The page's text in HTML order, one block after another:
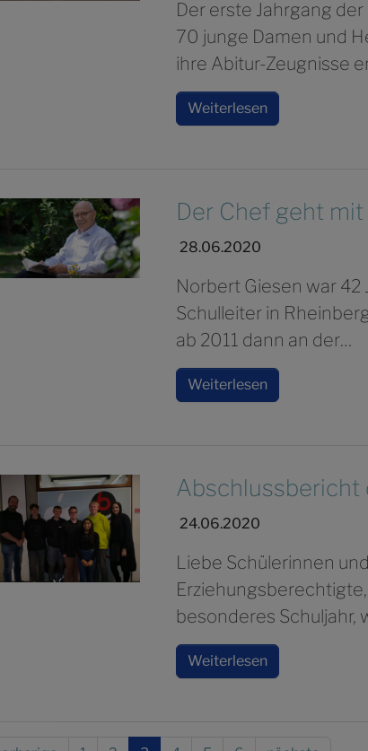
Der erste Jahrgang
70 junge Damen und
ihre Abitur-Zeugnisse
Weiterlesen
Der Chef geht
28.06.2020
Norbert Giesen war 42
Schulleiter in
ab 2011 dann an der…
Weiterlesen
Abschlussbericht
24.06.2020
Liebe Schülerinnen
besonderes Schuljahr,
Weiterlesen